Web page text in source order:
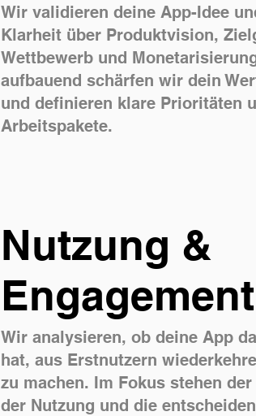
Wir validieren deine App-Idee
Klarheit über Produktvision,
Wettbewerb und
aufbauend schärfen wir dein
und definieren klare Prioritäten
Arbeitspakete.
Wir analysieren, ob deine App
hat, aus Erstnutzern
zu machen. Im Fokus stehen
der Nutzung und die
Nutzung &
Engagement